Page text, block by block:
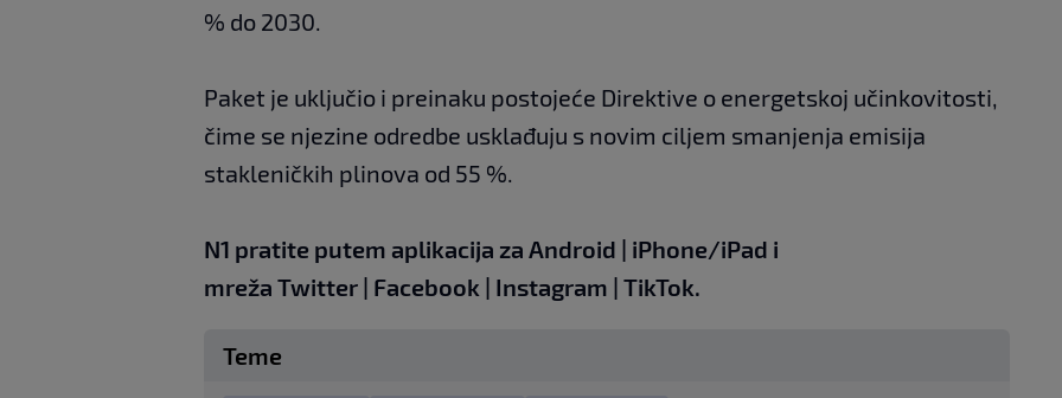
% do 2030.
Paket je uključio i preinaku postojeće Direktive o energetskoj učinkovitosti,
čime se njezine odredbe usklađuju s novim ciljem smanjenja emisija
stakleničkih plinova od 55 %.
N1 pratite putem aplikacija za Android | iPhone/iPad i
mreža Twitter | Facebook | Instagram | TikTok.
Teme